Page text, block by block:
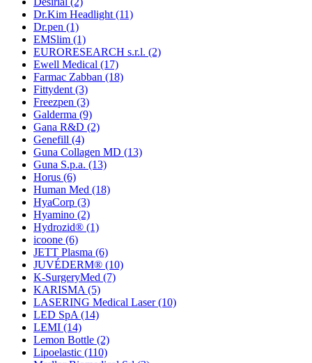
Dr.Kim Headlight (11)
Dr.pen (1)
EMSlim (1)
EURORESEARCH s.r.l. (2)
Ewell Medical (17)
Farmac Zabban (18)
Fittydent (3)
Freezpen (3)
Galderma (9)
Gana R&D (2)
Genefill (4)
Guna Collagen MD (13)
Guna S.p.a. (13)
Horus (6)
Human Med (18)
HyaCorp (3)
Hyamino (2)
Hydrozid® (1)
icoone (6)
JETT Plasma (6)
JUVÉDERM® (10)
K-SurgeryMed (7)
KARISMA (5)
LASERING Medical Laser(10)
LED SpA (14)
LEMI (14)
Lemon Bottle (2)
Lipoelastic (110)